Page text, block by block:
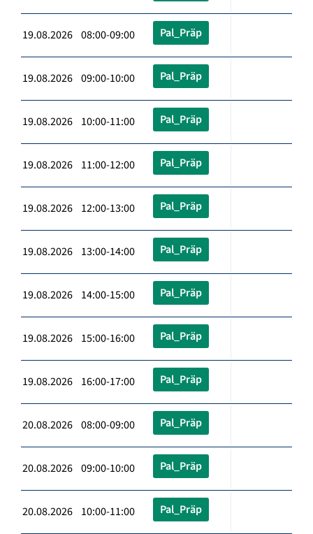
19.08.2026 08:00-09:00 Pal_Präp
19.08.2026 09:00-10:00 Pal_Präp
19.08.2026 10:00-11:00 Pal_Präp
19.08.2026 11:00-12:00 Pal_Präp
19.08.2026 12:00-13:00 Pal_Präp
19.08.2026 13:00-14:00 Pal_Präp
19.08.2026 14:00-15:00 Pal_Präp
19.08.2026 15:00-16:00 Pal_Präp
19.08.2026 16:00-17:00 Pal_Präp
20.08.2026 08:00-09:00 Pal_Präp
20.08.2026 09:00-10:00 Pal_Präp
20.08.2026 10:00-11:00 Pal_Präp